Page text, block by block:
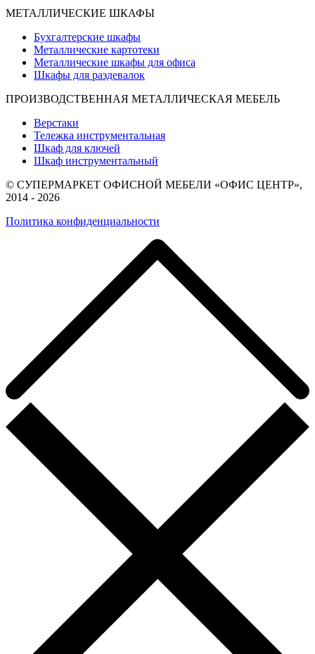
МЕТАЛЛИЧЕСКИЕ ШКАФЫ
Бухгалтерские шкафы
Металлические картотеки
Металлические шкафы для офиса
Шкафы для раздевалок
ПРОИЗВОДСТВЕННАЯ МЕТАЛЛИЧЕСКАЯ МЕБЕЛЬ
Верстаки
Тележка инструментальная
Шкаф для ключей
Шкаф инструментальный
© СУПЕРМАРКЕТ ОФИСНОЙ МЕБЕЛИ «ОФИС ЦЕНТР»,
2014 - 2026
Политика конфиденциальности